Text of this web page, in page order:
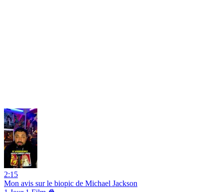
2:15
Mon avis sur le biopic de Michael Jackson